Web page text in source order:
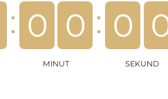
0 0
MINUT
0
SEKUND